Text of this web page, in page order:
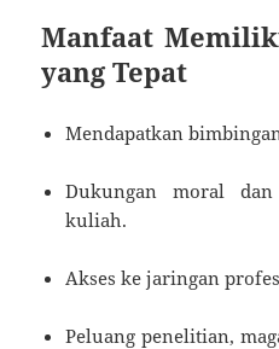
Manfaat
yang Tepat
Mendapatkan
Dukungan moral
kuliah.
Akses ke jaringan
Peluang penelitian,